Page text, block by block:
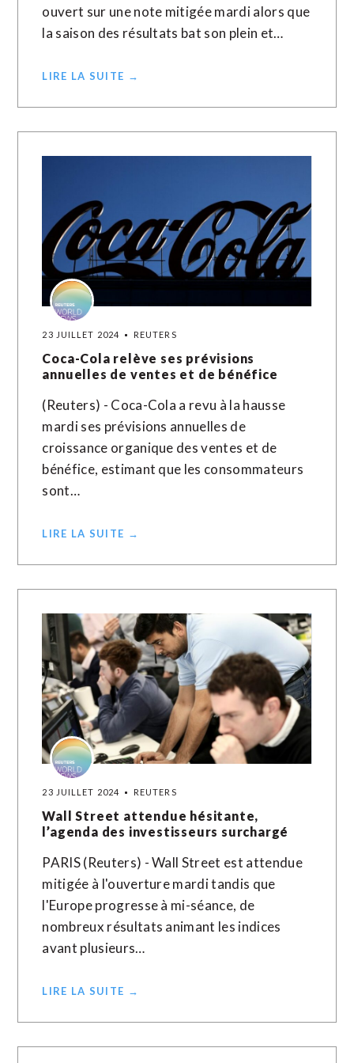
ouvert sur une note mitigée mardi alors que
la saison des résultats bat son plein et…
LIRE LA SUITE →
23 JUILLET 2024 REUTERS
Coca-Cola relève ses prévisions
annuelles de ventes et de bénéfice
(Reuters) - Coca-Cola a revu à la hausse
mardi ses prévisions annuelles de
croissance organique des ventes et de
bénéfice, estimant que les consommateurs
sont…
LIRE LA SUITE →
23 JUILLET 2024 REUTERS
Wall Street attendue hésitante,
l’agenda des investisseurs surchargé
PARIS (Reuters) - Wall Street est attendue
mitigée à l'ouverture mardi tandis que
l'Europe progresse à mi-séance, de
nombreux résultats animant les indices
avant plusieurs…
LIRE LA SUITE →